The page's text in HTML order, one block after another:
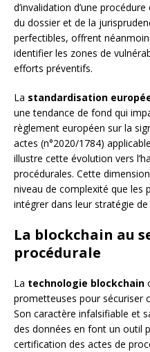
d’invalidation d’une
du dossier et de la
perfectibles, offrent
identifier les zones de
efforts préventifs.
La standardisation
une tendance de fond qui
règlement européen sur la
actes (n°2020/1784)
illustre cette évolution vers
procédurales. Cette
niveau de complexité que les
intégrer dans leur stratégie
La blockchain au
procédurale
La technologie blockchain
prometteuses pour sécuriser
Son caractère infalsifiable et
des données en font un outil
certification des actes de